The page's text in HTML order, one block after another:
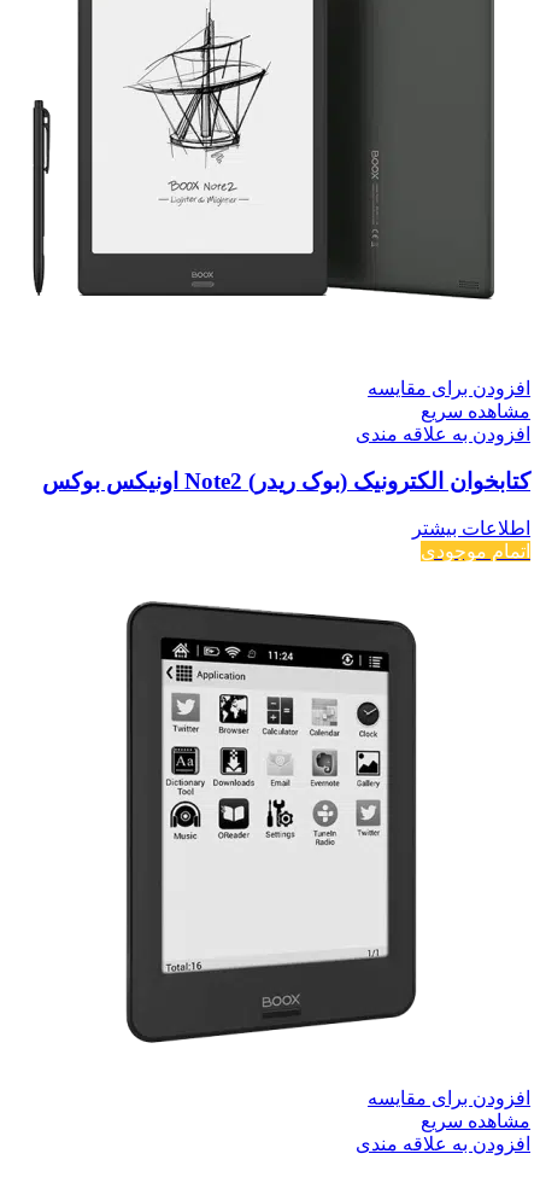
افزودن برای مقایسه
مشاهده سریع
افزودن به علاقه مندی
کتابخوان الکترونیک (بوک ریدر) Note2 اونیکس بوکس
اطلاعات بیشتر
اتمام موجودی
افزودن برای مقایسه
مشاهده سریع
افزودن به علاقه مندی